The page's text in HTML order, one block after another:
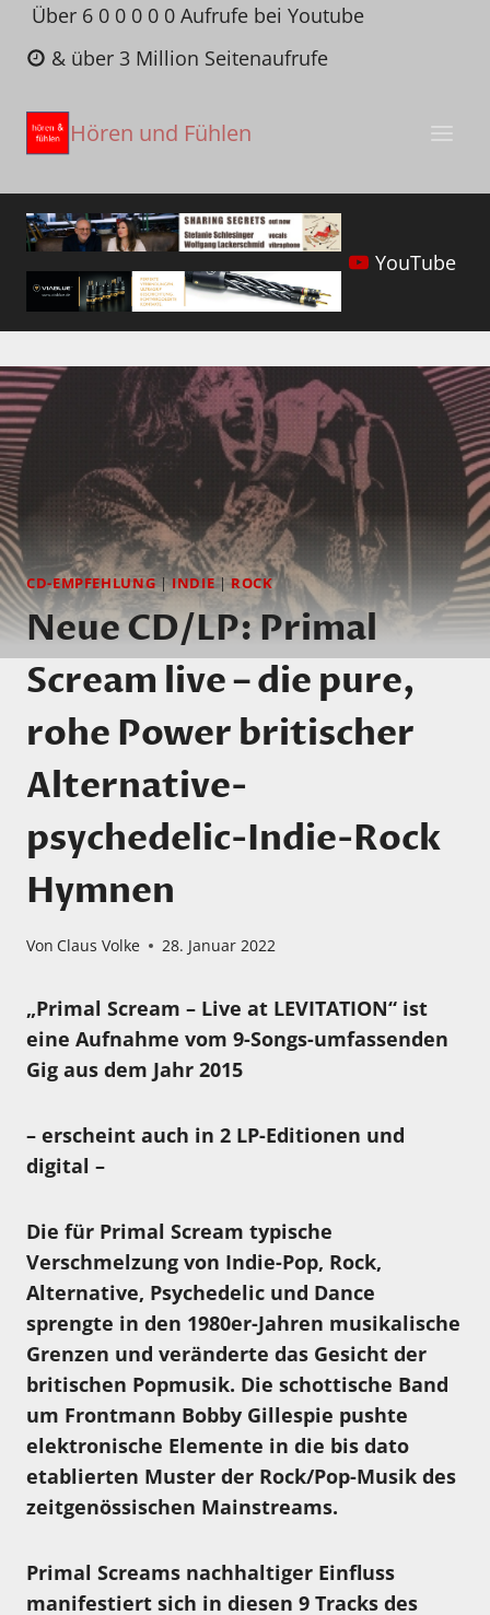
Zum
Inhalt
springen
Über 6 0 0 0 0 0 Aufrufe bei Youtube
& über 3 Million Seitenaufrufe
Hören und Fühlen
YouTube
CD-EMPFEHLUNG|INDIE|ROCK
Neue CD/LP: Primal
Scream live – die pure,
rohe Power britischer
Alternative-
psychedelic-Indie-Rock
Hymnen
Von Claus Volke 28. Januar 2022
„Primal Scream – Live at LEVITATION“ ist
eine Aufnahme vom 9-Songs-umfassenden
Gig aus dem Jahr 2015
– erscheint auch in 2 LP-Editionen und
digital –
Die für Primal Scream typische
Verschmelzung von Indie-Pop, Rock,
Alternative, Psychedelic und Dance
sprengte in den 1980er-Jahren musikalische
Grenzen und veränderte das Gesicht der
britischen Popmusik. Die schottische Band
um Frontmann Bobby Gillespie pushte
elektronische Elemente in die bis dato
etablierten Muster der Rock/Pop-Musik des
zeitgenössischen Mainstreams.
Primal Screams nachhaltiger Einfluss
manifestiert sich in diesen 9 Tracks des